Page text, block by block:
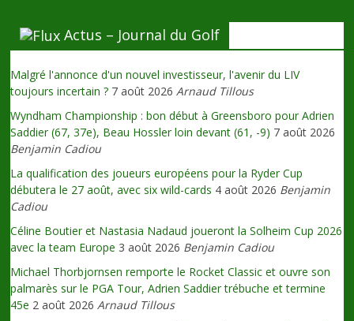
Actus – Journal du Golf
Malgré l'annonce d'un nouvel investisseur, l'avenir du LIV
toujours incertain ? 7 août 2026 Arnaud Tillous
Wyndham Championship : bon début à Greensboro pour Adrien
Saddier (67, 37e), Beau Hossler loin devant (61, -9) 7 août 2026
Benjamin Cadiou
La qualification des joueurs européens pour la Ryder Cup
débutera le 27 août, avec six wild-cards 4 août 2026 Benjamin
Cadiou
Céline Boutier et Nastasia Nadaud joueront la Solheim Cup 2026
avec la team Europe 3 août 2026 Benjamin Cadiou
Michael Thorbjornsen remporte le Rocket Classic et ouvre son
palmarès sur le PGA Tour, Adrien Saddier trébuche et termine
45e 2 août 2026 Arnaud Tillous